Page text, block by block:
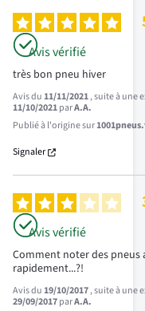
Avis vérifié
très bon pneu hiver
Avis du11/11/2021, suite à une
11/10/2021parA.A.
Publié à l'origine sur
Signaler
Avis vérifié
Comment noter des pneus
rapidement...?!
Avis du19/10/2017, suite à une
29/09/2017parA.A.